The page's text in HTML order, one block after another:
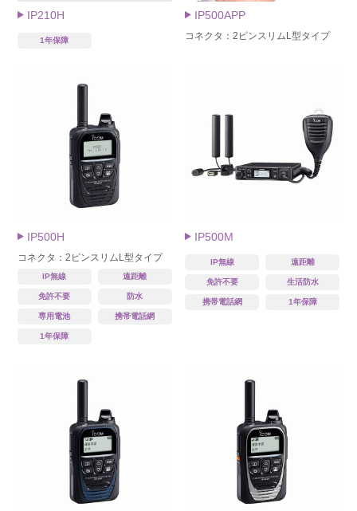
IP210H
1年保障
IP500APP
コネクタ：2ピンスリムL型タイプ
IP500H
コネクタ：2ピンスリムL型タイプ
IP無線 遠距離
免許不要 防水
専用電池 携帯電話網
1年保障
IP500M
IP無線 遠距離
免許不要 生活防水
携帯電話網 1年保障